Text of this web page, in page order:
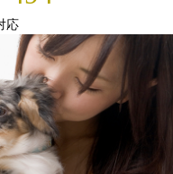
応